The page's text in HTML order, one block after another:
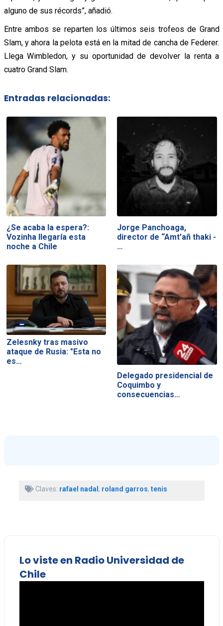
alguno de sus récords”, añadió.
Entre ambos se reparten los últimos seis trofeos de Grand
Slam, y ahora la pelota está en la mitad de cancha de Federer.
Llega Wimbledon, y su oportunidad de devolver la renta a
cuatro Grand Slam.
Entradas relacionadas:
¿Se acaba la espera?:
Vozinha llegaría esta
noche a Chile
Jorge Panchoaga,
director de “Amt'añ thaki -
…
Zelesnky tras masivo
ataque de Rusia: "Esta no
es…
Delegado presidencial de
Coquimbo y
consecuencias…
Claves: rafael nadal, roland garros, tenis
Lo viste en Radio Universidad de
Chile